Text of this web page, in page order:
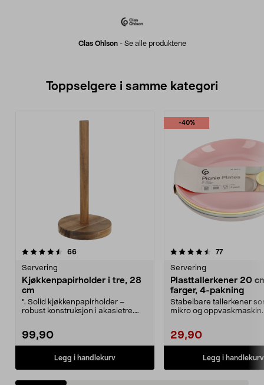
Clas Ohlson- Se alle produktene
Toppselgere i samme kategori
66anmeldelser
Servering
Kjøkkenpapirholder i tre, 28
cm
". Solid kjøkkenpapirholder –
robust konstruksjon i akasietre.
99,90
Legg i handlekurv
-40%
4.5 av 5 stjerner 77anmeldelser
Servering
Plasttallerkener 20
farger, 4-pakning
Stabelbare tallerkener
mikro og
29,90
Legg i handlekurv
4.5 av 5 stjerner